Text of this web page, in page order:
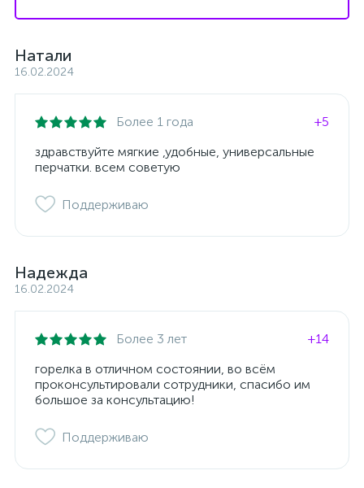
Натали
16.02.2024
Более 1 года
+5
здравствуйте мягкие ,удобные, универсальные
перчатки. всем советую
Поддерживаю
Надежда
16.02.2024
Более 3 лет
+14
горелка в отличном состоянии, во всём
проконсультировали сотрудники, спасибо им
большое за консультацию!
Поддерживаю